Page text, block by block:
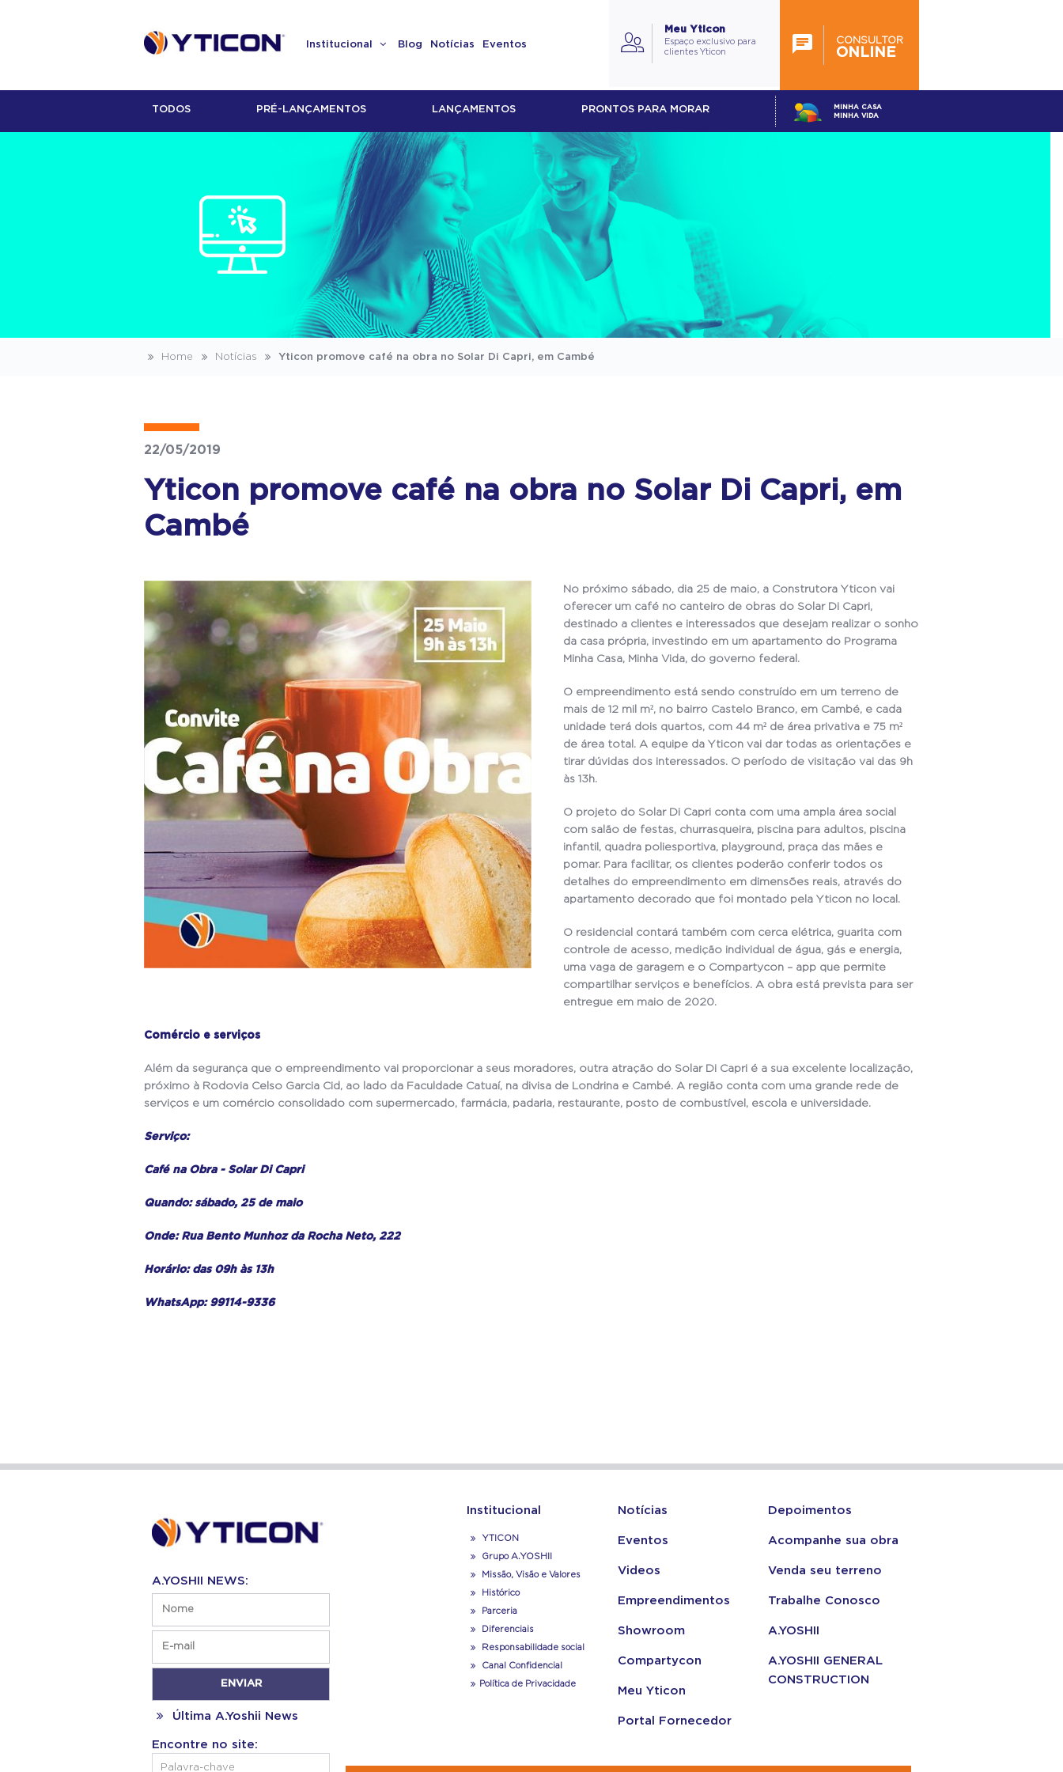
Institucional Blog Notícias Eventos
Meu Yticon
Espaço exclusivo para
clientes Yticon
CONSULTOR
ONLINE
TODOS PRÉ-LANÇAMENTOS LANÇAMENTOS PRONTOS PARA MORAR
MINHA CASA
MINHA VIDA
Home Notícias Yticon promove café na obra no Solar Di Capri, em Cambé
22/05/2019
Yticon promove café na obra no Solar Di Capri, em
Cambé
No próximo sábado, dia 25 de maio, a Construtora Yticon vai
oferecer um café no canteiro de obras do Solar Di Capri,
destinado a clientes e interessados que desejam realizar o sonho
da casa própria, investindo em um apartamento do Programa
Minha Casa, Minha Vida, do governo federal.
O empreendimento está sendo construído em um terreno de
mais de 12 mil m², no bairro Castelo Branco, em Cambé, e cada
unidade terá dois quartos, com 44 m² de área privativa e 75 m²
de área total. A equipe da Yticon vai dar todas as orientações e
tirar dúvidas dos interessados. O período de visitação vai das 9h
às 13h.
O projeto do Solar Di Capri conta com uma ampla área social
com salão de festas, churrasqueira, piscina para adultos, piscina
infantil, quadra poliesportiva, playground, praça das mães e
pomar. Para facilitar, os clientes poderão conferir todos os
detalhes do empreendimento em dimensões reais, através do
apartamento decorado que foi montado pela Yticon no local.
O residencial contará também com cerca elétrica, guarita com
controle de acesso, medição individual de água, gás e energia,
uma vaga de garagem e o Compartycon – app que permite
compartilhar serviços e benefícios. A obra está prevista para ser
entregue em maio de 2020.
Comércio e serviços
Além da segurança que o empreendimento vai proporcionar a seus moradores, outra atração do Solar Di Capri é a sua excelente localização,
próximo à Rodovia Celso Garcia Cid, ao lado da Faculdade Catuaí, na divisa de Londrina e Cambé. A região conta com uma grande rede de
serviços e um comércio consolidado com supermercado, farmácia, padaria, restaurante, posto de combustível, escola e universidade.
Serviço:
Café na Obra - Solar Di Capri
Quando: sábado, 25 de maio
Onde: Rua Bento Munhoz da Rocha Neto, 222
Horário: das 09h às 13h
WhatsApp: 99114-9336
A.YOSHII NEWS:
Última A.Yoshii News
Encontre no site:
Institucional
YTICON
Grupo A.YOSHII
Missão, Visão e Valores
Histórico
Parceria
Diferenciais
Responsabilidade social
Canal Confidencial
Política de Privacidade
Notícias
Eventos
Videos
Empreendimentos
Showroom
Compartycon
Meu Yticon
Portal Fornecedor
Depoimentos
Acompanhe sua obra
Venda seu terreno
Trabalhe Conosco
A.YOSHII
A.YOSHII GENERAL
CONSTRUCTION